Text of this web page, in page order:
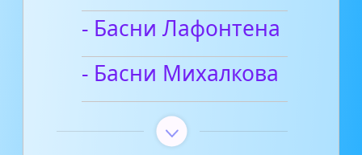
- Басни Лафонтена
- Басни Михалкова